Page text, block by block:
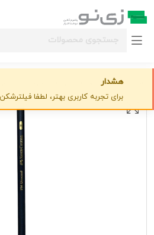
مداد طراحی و کنته و ذغال طراحی
هشدار
برای تجربه کاربری بهتر، لطفا